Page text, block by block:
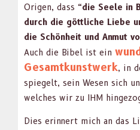
Ori­gen, dass “die Seele in
durch die göt­tliche Liebe
die Schön­heit und Anmut
Auch die Bibel ist ein
Gesamtkunst­werk, in
spiegelt, sein Wesen sich
welch­es wir zu IHM
Dies erin­nert mich an das